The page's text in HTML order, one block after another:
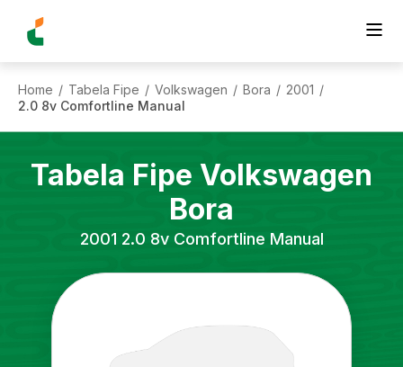
Home / Tabela Fipe / Volkswagen / Bora / 2001 /
2.0 8v Comfortline Manual
Tabela Fipe Volkswagen
Bora
2001 2.0 8v Comfortline Manual